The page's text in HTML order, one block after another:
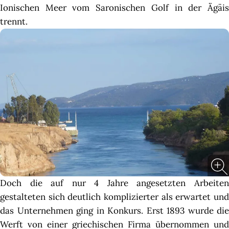
Ionischen Meer vom Saronischen Golf in der Ägäis
trennt.
Doch die auf nur 4 Jahre angesetzten Arbeiten
gestalteten sich deutlich komplizierter als erwartet und
das Unternehmen ging in Konkurs. Erst 1893 wurde die
Werft von einer griechischen Firma übernommen und